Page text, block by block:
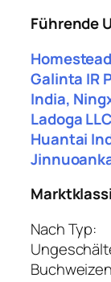
Führende
Galinta IR
India,
Ladoga
Huantai
Nach Typ: